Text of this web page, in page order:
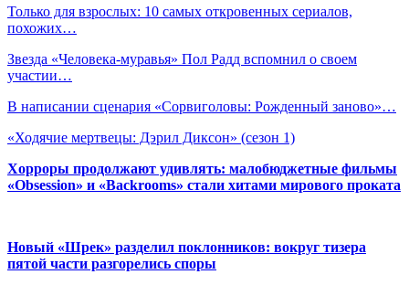
Только для взрослых: 10 самых откровенных сериалов,
похожих…
Звезда «Человека-муравья» Пол Радд вспомнил о своем
участии…
В написании сценария «Сорвиголовы: Рожденный заново»…
«Ходячие мертвецы: Дэрил Диксон» (сезон 1)
Хорроры продолжают удивлять: малобюджетные фильмы
«Obsession» и «Backrooms» стали хитами мирового проката
Новый «Шрек» разделил поклонников: вокруг тизера
пятой части разгорелись споры